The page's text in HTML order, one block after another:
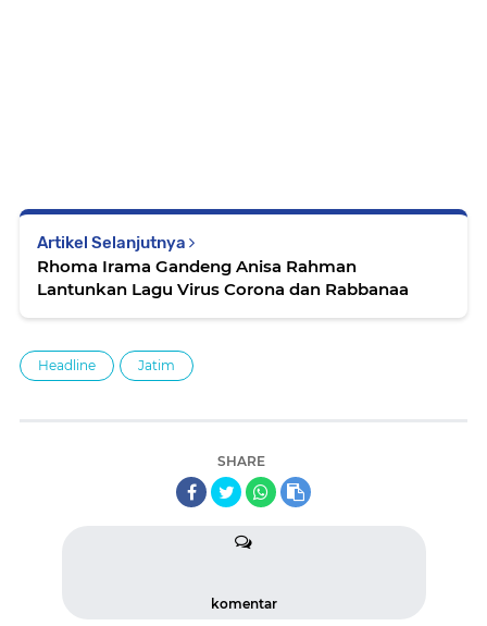
Artikel Selanjutnya
Rhoma Irama Gandeng Anisa Rahman
Lantunkan Lagu Virus Corona dan Rabbanaa
Headline Jatim
SHARE
komentar